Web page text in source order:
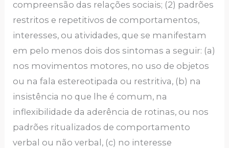
compreensão das relações sociais; (2) padrões
restritos e repetitivos de comportamentos,
interesses, ou atividades, que se manifestam
em pelo menos dois dos sintomas a seguir: (a)
nos movimentos motores, no uso de objetos
ou na fala estereotipada ou restritiva, (b) na
insistência no que lhe é comum, na
inflexibilidade da aderência de rotinas, ou nos
padrões ritualizados de comportamento
verbal ou não verbal, (c) no interesse